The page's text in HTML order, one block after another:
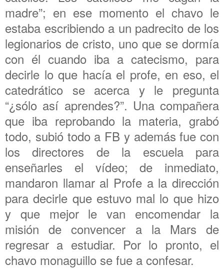
madre”; en ese momento el chavo le
estaba escribiendo a un padrecito de los
legionarios de cristo, uno que se dormía
con él cuando iba a catecismo, para
decirle lo que hacía el profe, en eso, el
catedrático se acerca y le pregunta
“¿sólo así aprendes?”. Una compañera
que iba reprobando la materia, grabó
todo, subió todo a FB y además fue con
los directores de la escuela para
enseñarles el vídeo; de inmediato,
mandaron llamar al Profe a la dirección
para decirle que estuvo mal lo que hizo
y que mejor le van encomendar la
misión de convencer a la Mars de
regresar a estudiar. Por lo pronto, el
chavo monaguillo se fue a confesar.